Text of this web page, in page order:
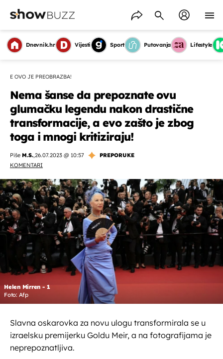
Dnevnik.hr Vijesti Sport Putovanja Lifestyle
E OVO JE PREOBRAZBA!
Nema šanse da prepoznate ovu
glumačku legendu nakon drastične
transformacije, a evo zašto je zbog
toga i mnogi kritiziraju!
Piše M.S.,26.07.2023 @ 10:57
PREPORUKE
KOMENTARI
Helen Mirren - 1
Foto: Afp
Slavna oskarovka za novu ulogu transformirala se u
izraelsku premijerku Goldu Meir, a na fotografijama je
neprepoznatljiva.
OMOGUĆI OBAVIJESTI